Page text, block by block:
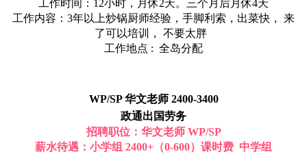
工作时间：12小时，月休2天。三个月后月休4天
工作内容：3年以上炒锅厨师经验，手脚利索，出菜快， 来
了可以培训， 不要太胖
工作地点 : 全岛分配
WP/SP 华文老师 2400-3400
政通出国劳务
招聘职位：华文老师 WP/SP
薪水待遇：小学组 2400+（0-600）课时费 中学组